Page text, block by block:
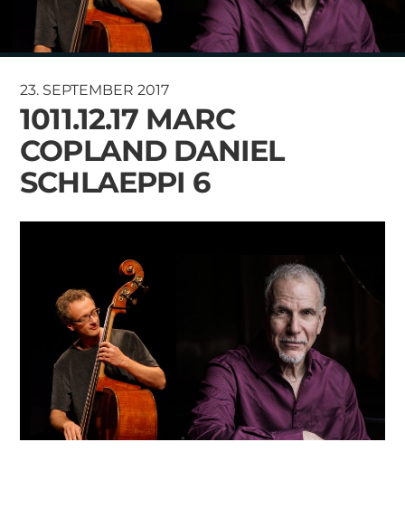
23. SEPTEMBER 2017
1011.12.17 MARC
COPLAND DANIEL
SCHLAEPPI 6